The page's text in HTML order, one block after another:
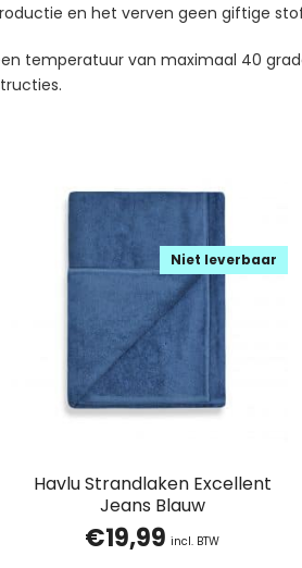
en het verven geen giftige
temperatuur van maximaal 40
Havlu Strandlaken Excellent
Jeans Blauw
Niet leverbaar
€19,99 incl. BTW